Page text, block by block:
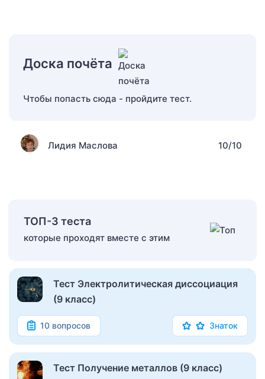
Доска почёта
Чтобы попасть сюда - пройдите тест.
Лидия Маслова 10/10
ТОП-3 теста
которые проходят вместе с этим
Тест Электролитическая диссоциация
(9 класс)
10 вопросов Знаток
Тест Получение металлов (9 класс)